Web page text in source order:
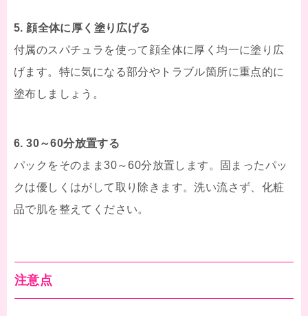
5. 顔全体に厚く塗り広げる
付属のスパチュラを使って顔全体に厚く均一に塗り広
げます。特に気になる部分やトラブル箇所に重点的に
塗布しましょう。
6. 30～60分放置する
パックをそのまま30～60分放置します。固まったパッ
クは優しくはがして取り除きます。洗い流さず、化粧
品で肌を整えてください。
注意点